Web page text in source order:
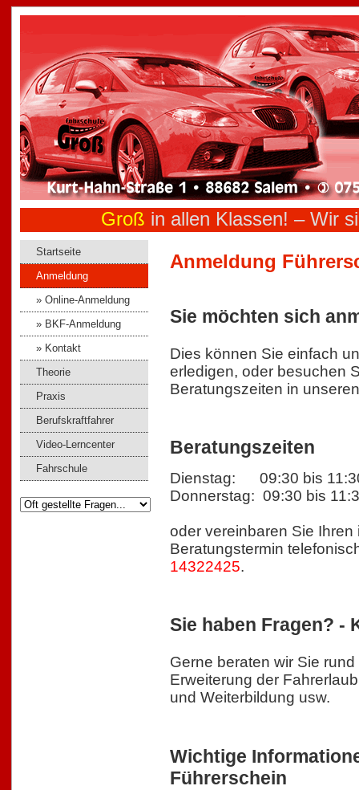
Groß in allen Klassen! –Wir
Startseite
Anmeldung
» Online-Anmeldung
» BKF-Anmeldung
» Kontakt
Theorie
Praxis
Berufskraftfahrer
Video-Lerncenter
Fahrschule
Anmeldung
Sie möchten sich
Dies können Sie einfach
erledigen, oder besuchen
Beratungszeiten in
Beratungszeiten
Dienstag: 09:30 bis
Donnerstag: 09:30 bis
oder vereinbaren Sie
Beratungstermin
14322425.
Sie haben Fragen? -
Gerne beraten wir Sie
Erweiterung der
und Weiterbildung usw.
Wichtige
Führerschein